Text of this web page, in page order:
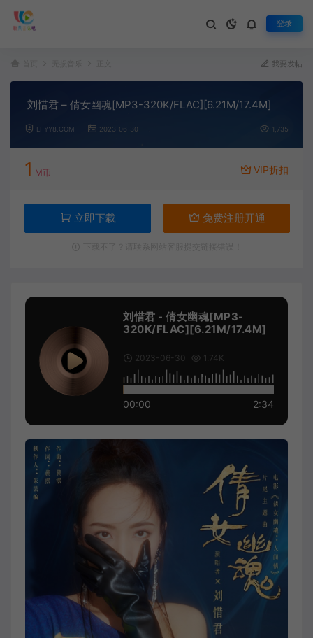
登录
我要发帖
刘惜君 – 倩女幽魂[MP3-320K/FLAC][6.21M/17.4M]
LFYY8.COM 2023-06-30 1,735
1 M币 VIP折扣
立即下载 免费注册开通
刘惜君 - 倩女幽魂[MP3-
320K/FLAC][6.21M/17.4M]
2023-06-30 1.74K
00:00 2:34